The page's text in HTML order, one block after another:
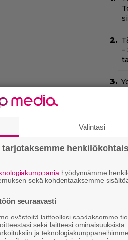
muun
merellisestä
tuulista.
–
Valintasi
hyödynnämme
sekä kohdentaaksemme
seuraavasti
evästeitä laitteellesi saadaksemme
sekä laitteesi
ja teknologiakumppaneihimme